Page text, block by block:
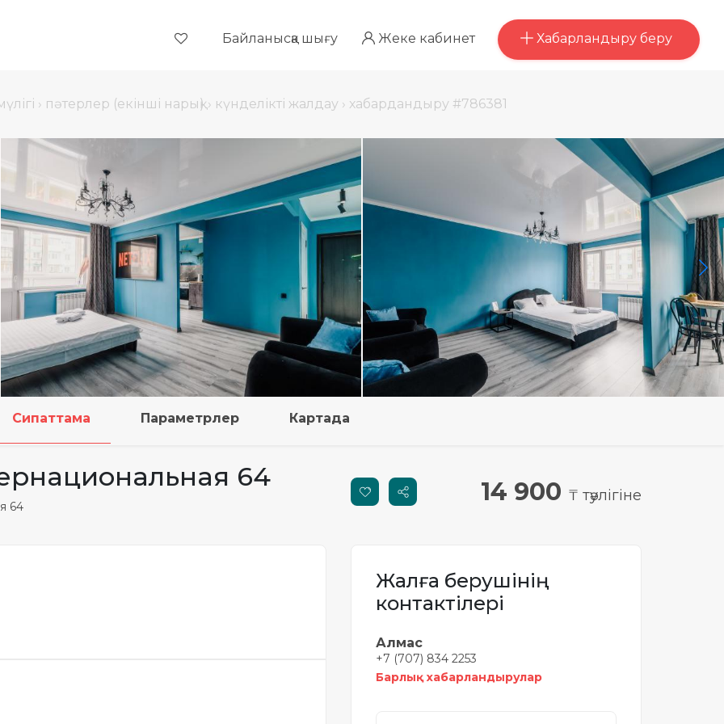
Байланысқа шығу Жеке кабинет Хабарландыру беру
› пәтерлер (екінші нарық)› күнделікті жалдау › хабардандыру #786381
Сипаттама Параметрлер Картада
64
64 14 900 ₸ тәулігіне
Жалға берушінің
контактілері
Алмас
+7 (707) 834 2253
Барлық хабарландырулар